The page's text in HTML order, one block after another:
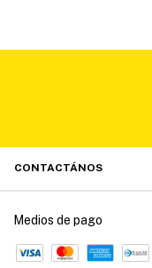
CONTACTÁNOS
Medios de pago